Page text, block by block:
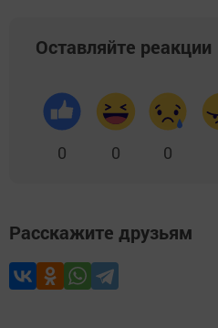
Оставляйте реакции
0 0 0
Расскажите друзьям